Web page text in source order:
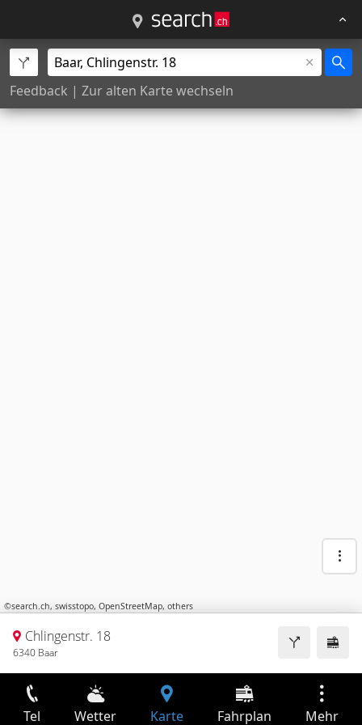
Feedback | Zur alten Karte wechseln
©search.ch, swisstopo, OpenStreetMap, others
Chlingenstr. 18
6340 Baar
Tel Wetter Karte Fahrplan Mehr